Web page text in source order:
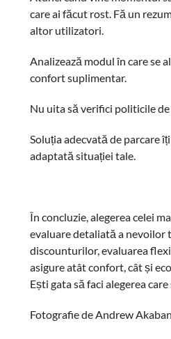
care ai făcut rost. Fă un
altor utilizatori.
Analizează modul în care se
confort suplimentar.
Nu uita să verifici politicile
Soluția adecvată de parcare
adaptată situației tale.
În concluzie, alegerea celei
evaluare detaliată a
discounturilor, evaluarea
asigure atât confort, cât și
Ești gata să faci alegerea
Fotografie de Andrew